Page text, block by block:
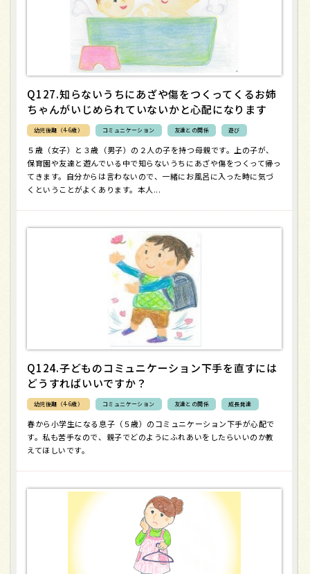
Q127.知らないうちにあざや傷をつくってくるお姉
ちゃんがいじめられていないかと心配になります
幼児後期（4-6歳） コミュニケーション 友達との関係 遊び
５歳（女子）と３歳（男子）の２人の子を持つ母親です。上の子が、
保育園や友達と遊んでいる中で知らないうちにあざや傷をつくって帰っ
てきます。自分からは言わないので、一緒にお風呂に入った時に気づ
くということがよくあります。本人...
Q124.子どものコミュニケーション下手を直すには
どうすればいいですか？
幼児後期（4-6歳） コミュニケーション 友達との関係 成長発達
春から小学生になる息子（５歳）のコミュニケーション下手が心配で
す。私も苦手なので、親子でどのようにふれあいをしたらいいのか教
えてほしいです。